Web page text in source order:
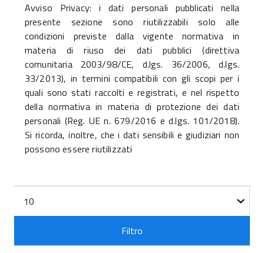
Avviso Privacy: i dati personali pubblicati nella
presente sezione sono riutilizzabili solo alle
condizioni previste dalla vigente normativa in
materia di riuso dei dati pubblici (direttiva
comunitaria 2003/98/CE, d.lgs. 36/2006, d.lgs.
33/2013), in termini compatibili con gli scopi per i
quali sono stati raccolti e registrati, e nel rispetto
della normativa in materia di protezione dei dati
personali (Reg. UE n. 679/2016 e d.lgs. 101/2018).
Si ricorda, inoltre, che i dati sensibili e giudiziari non
possono essere riutilizzati
Filtri
Filtro